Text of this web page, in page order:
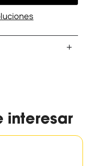
interesar